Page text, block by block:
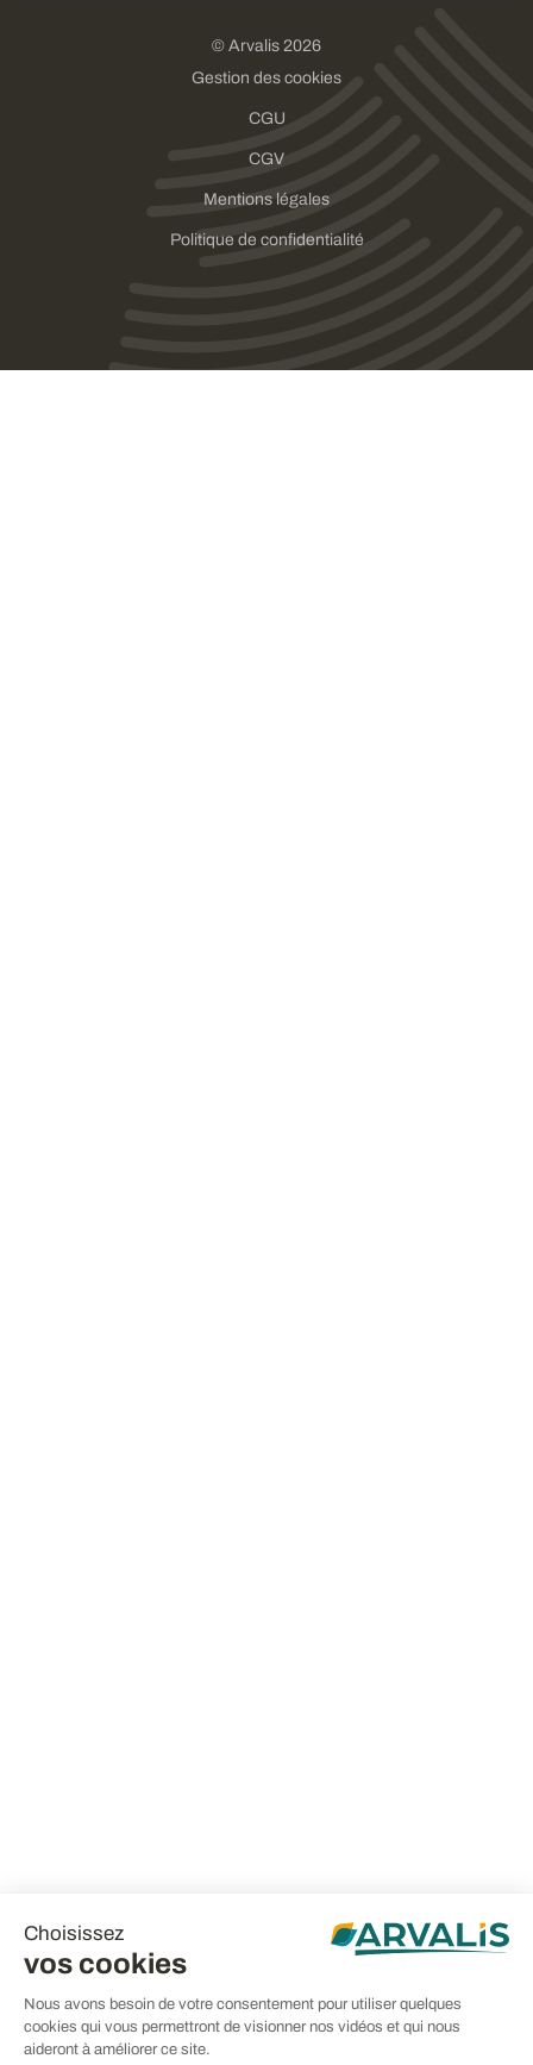
Choisissez
vos cookies
Nous avons besoin de votre consentement pour utiliser quelques
cookies qui vous permettront de visionner nos vidéos et qui nous
aideront à améliorer ce site.
© Arvalis 2026
Gestion des cookies
CGU
CGV
Mentions légales
Politique de confidentialité